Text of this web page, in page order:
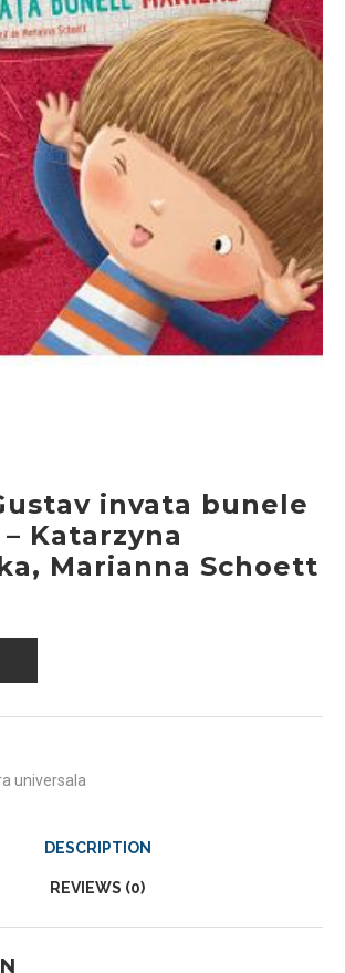
invata bunele
Katarzyna
Marianna Schoett
universala
DESCRIPTION
REVIEWS (0)